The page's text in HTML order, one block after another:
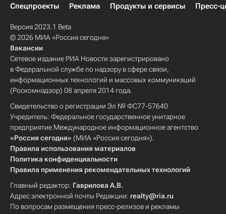
Спецпроекты
Реклама Продукты и сервисы Пресс-
Версия 2023.1 Beta
© 2026 МИА «Россия сегодня»
Вакансии
Сетевое издание РИА Новости зарегистрировано
в Федеральной службе по надзору в сфере связи,
информационных технологий и массовых коммуникаций
(Роскомнадзор) 08 апреля 2014 года.
Свидетельство о регистрации Эл № ФС77-57640
Учредитель: Федеральное государственное унитарное
предприятие Международное информационное агентство
«Россия сегодня» (МИА «Россия сегодня»).
Правила использования материалов
Политика конфиденциальности
Правила применения рекомендательных технологий
Главный редактор: Гаврилова А.В.
Адрес электронной почты Редакции: realty@ria.ru
По вопросам размещения пресс-релизов и рекламы